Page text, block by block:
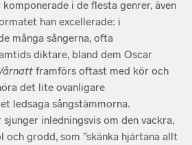
i de flesta genrer, även
han excellerade: i
många sångerna, ofta
diktare, bland dem Oscar
framförs oftast med kör och
det lite ovanligare
ledsaga sångstämmorna.
inledningsvis om den vackra,
och grodd, som ”skänka hjärtana allt